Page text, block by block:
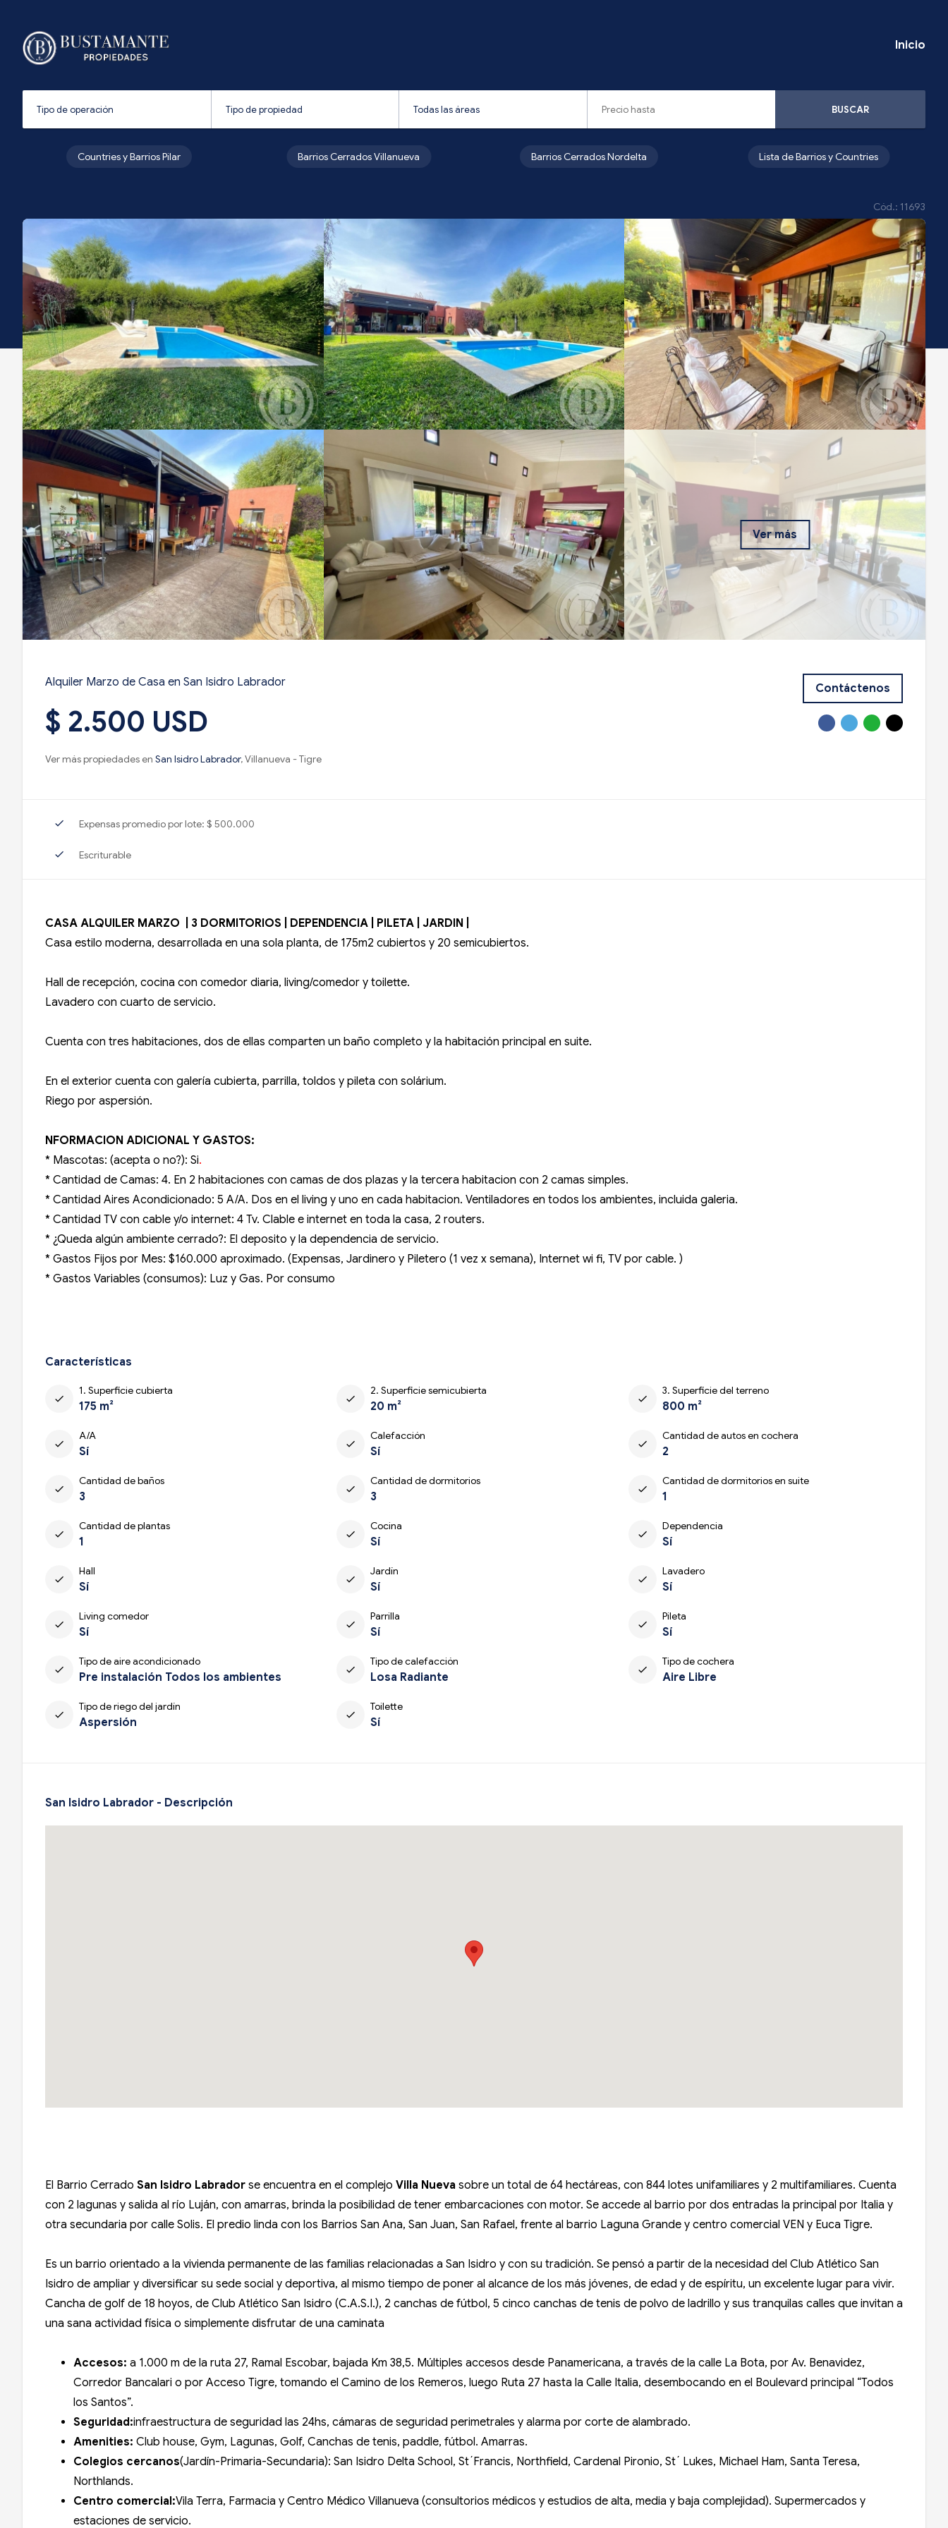
Inicio
BUSCAR
Countries y Barrios Pilar Barrios Cerrados Villanueva Barrios Cerrados Nordelta Lista de Barrios y Countries
Cód.: 11693
Ver más
Alquiler Marzo de Casa en San Isidro Labrador
$ 2.500 USD
Ver más propiedades en San Isidro Labrador, Villanueva - Tigre
Contáctenos
check Expensas promedio por lote: $ 500.000
check Escriturable
CASA ALQUILER MARZO | 3 DORMITORIOS | DEPENDENCIA | PILETA | JARDIN |
Casa estilo moderna, desarrollada en una sola planta, de 175m2 cubiertos y 20 semicubiertos.
Hall de recepción, cocina con comedor diaria, living/comedor y toilette.
Lavadero con cuarto de servicio.
Cuenta con tres habitaciones, dos de ellas comparten un baño completo y la habitación principal en suite.
En el exterior cuenta con galería cubierta, parrilla, toldos y pileta con solárium.
Riego por aspersión.
NFORMACION ADICIONAL Y GASTOS:
* Mascotas: (acepta o no?): Si.
* Cantidad de Camas: 4. En 2 habitaciones con camas de dos plazas y la tercera habitacion con 2 camas simples.
* Cantidad Aires Acondicionado: 5 A/A. Dos en el living y uno en cada habitacion. Ventiladores en todos los ambientes, incluida galeria.
* Cantidad TV con cable y/o internet: 4 Tv. Clable e internet en toda la casa, 2 routers.
* ¿Queda algún ambiente cerrado?: El deposito y la dependencia de servicio.
* Gastos Fijos por Mes: $160.000 aproximado. (Expensas, Jardinero y Piletero (1 vez x semana), Internet wi fi, TV por cable. )
* Gastos Variables (consumos): Luz y Gas. Por consumo
Características
check
1. Superficie cubierta
175 m²
check
2. Superficie semicubierta
20 m²
check
3. Superficie del terreno
800 m²
check
A/A
Sí
check
Calefacción
Sí
check
Cantidad de autos en cochera
2
check
Cantidad de baños
3
check
Cantidad de dormitorios
3
check
Cantidad de dormitorios en suite
1
check
Cantidad de plantas
1
check
Cocina
Sí
check
Dependencia
Sí
check
Hall
Sí
check
Jardín
Sí
check
Lavadero
Sí
check
Living comedor
Sí
check
Parrilla
Sí
check
Pileta
Sí
check
Tipo de aire acondicionado
Pre instalación Todos los ambientes
check
Tipo de calefacción
Losa Radiante
check
Tipo de cochera
Aire Libre
check
Tipo de riego del jardín
Aspersión
check
Toilette
Sí
San Isidro Labrador - Descripción
El Barrio Cerrado San Isidro Labrador se encuentra en el complejo Villa Nueva sobre un total de 64 hectáreas, con 844 lotes unifamiliares y 2 multifamiliares. Cuenta
con 2 lagunas y salida al río Luján, con amarras, brinda la posibilidad de tener embarcaciones con motor. Se accede al barrio por dos entradas la principal por Italia y
otra secundaria por calle Solis. El predio linda con los Barrios San Ana, San Juan, San Rafael, frente al barrio Laguna Grande y centro comercial VEN y Euca Tigre.
Es un barrio orientado a la vivienda permanente de las familias relacionadas a San Isidro y con su tradición. Se pensó a partir de la necesidad del Club Atlético San
Isidro de ampliar y diversificar su sede social y deportiva, al mismo tiempo de poner al alcance de los más jóvenes, de edad y de espíritu, un excelente lugar para vivir.
Cancha de golf de 18 hoyos, de Club Atlético San Isidro (C.A.S.I.), 2 canchas de fútbol, 5 cinco canchas de tenis de polvo de ladrillo y sus tranquilas calles que invitan a
una sana actividad física o simplemente disfrutar de una caminata
Accesos: a 1.000 m de la ruta 27, Ramal Escobar, bajada Km 38,5. Múltiples accesos desde Panamericana, a través de la calle La Bota, por Av. Benavidez,
Corredor Bancalari o por Acceso Tigre, tomando el Camino de los Remeros, luego Ruta 27 hasta la Calle Italia, desembocando en el Boulevard principal “Todos
los Santos”.
Seguridad:infraestructura de seguridad las 24hs, cámaras de seguridad perimetrales y alarma por corte de alambrado.
Amenities: Club house, Gym, Lagunas, Golf, Canchas de tenis, paddle, fútbol. Amarras.
Colegios cercanos(Jardín-Primaria-Secundaria): San Isidro Delta School, St´Francis, Northfield, Cardenal Pironio, St´ Lukes, Michael Ham, Santa Teresa,
Northlands.
Centro comercial:Vila Terra, Farmacia y Centro Médico Villanueva (consultorios médicos y estudios de alta, media y baja complejidad). Supermercados y
estaciones de servicio.